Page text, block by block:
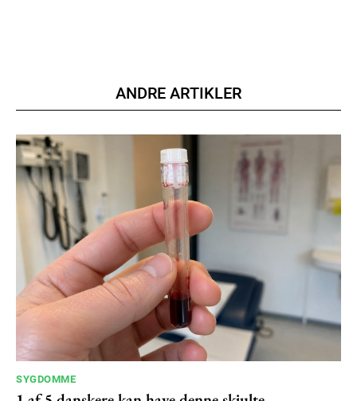
ANDRE ARTIKLER
SYGDOMME